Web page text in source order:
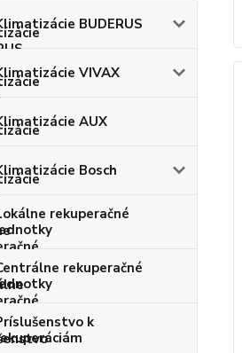
BUDERUS
VIVAX
AUX
Bosch
rekuperačné
rekuperačné
k